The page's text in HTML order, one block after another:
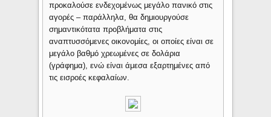
προκαλούσε ενδεχομένως μεγάλο πανικό στις
αγορές – παράλληλα, θα δημιουργούσε
σημαντικότατα προβλήματα στις
αναπτυσσόμενες οικονομίες, οι οποίες είναι σε
μεγάλο βαθμό χρεωμένες σε δολάρια
(γράφημα), ενώ είναι άμεσα εξαρτημένες από
τις εισροές κεφαλαίων.